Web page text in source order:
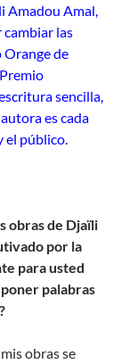
Amadou Amal,
las
Orange de
sencilla,
es cada
el público.
obras de Djaïli
por la
para usted
palabras
obras se